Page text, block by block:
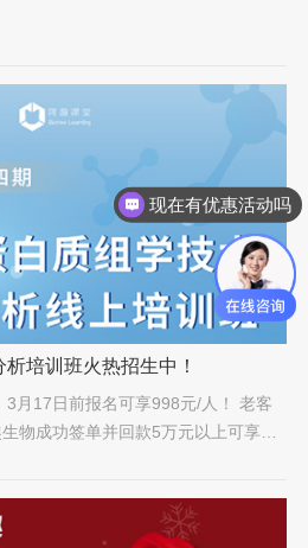
培训班火热招生中！
月17日前报名可享998元/人！ 老客
物成功签单并回款5万元以上可享
现在有优惠活动吗